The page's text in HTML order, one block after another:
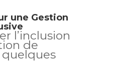
une Gestion
l’inclusion
de